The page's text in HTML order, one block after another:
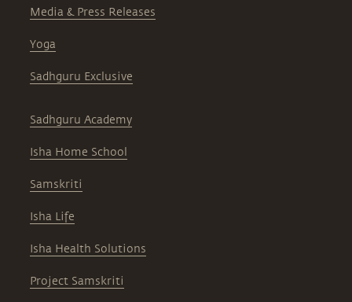
Media & Press Releases
Yoga
Sadhguru Exclusive
Sadhguru Academy
Isha Home School
Samskriti
Isha Life
Isha Health Solutions
Project Samskriti